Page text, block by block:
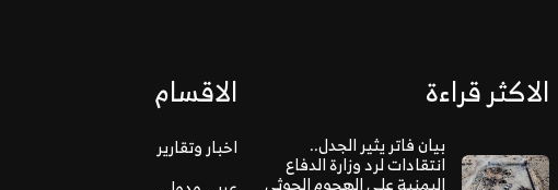
الاكثر قراءة
بيان فاتر يثير الجدل..
انتقادات لرد وزارة الدفاع
اليمنية على الهجوم الحوثي
الاقسام
اخبار وتقارير